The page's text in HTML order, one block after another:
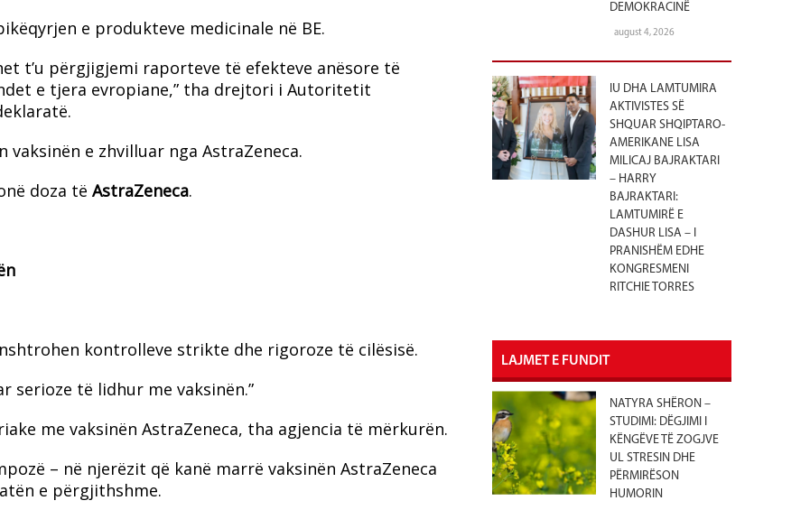
e produkteve medicinale në BE.
t’u përgjigjemi raporteve të efekteve anësore të
e tjera evropiane,” tha drejtori i Autoritetit
e zhvilluar nga AstraZeneca.
doza të AstraZeneca.
kontrolleve strikte dhe rigoroze të cilësisë.
serioze të lidhur me vaksinën.”
me vaksinën AstraZeneca, tha agjencia të mërkurën.
– në njerëzit që kanë marrë vaksinën AstraZeneca
e përgjithshme.
DEMOKRACINË
august 4, 2026
IU DHA LAMTUMIRA
AKTIVISTES SË
SHQUAR SHQIPTARO-
AMERIKANE LISA
MILICAJ BAJRAKTARI
– HARRY
BAJRAKTARI:
LAMTUMIRË E
DASHUR LISA – I
PRANISHËM EDHE
KONGRESMENI
RITCHIE TORRES
LAJMET E FUNDIT
NATYRA SHËRON –
STUDIMI: DËGJIMI I
KËNGËVE TË ZOGJVE
UL STRESIN DHE
PËRMIRËSON
HUMORIN